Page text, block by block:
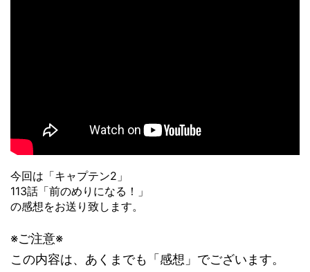
今回は「キャプテン2」
113話「前のめりになる！」
の感想をお送り致します。
※ご注意※
この内容は、あくまでも「感想」でございます。